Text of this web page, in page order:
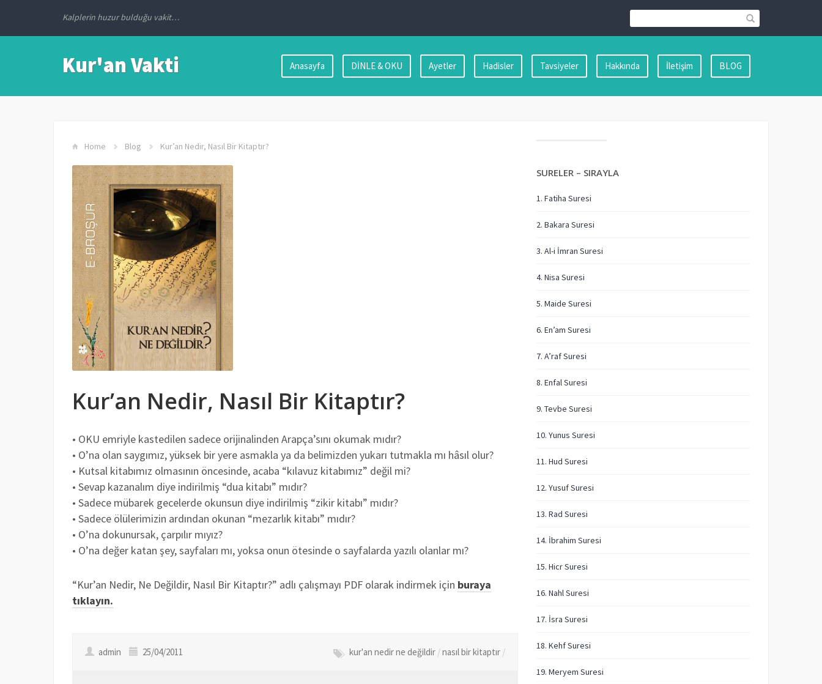
Kalplerin huzur bulduğu vakit…
Kur'an Vakti Anasayfa DİNLE & OKU Ayetler Hadisler Tavsiyeler Hakkında İletişim BLOG
Home Blog Kur’an Nedir, Nasıl Bir Kitaptır?
Kur’an Nedir, Nasıl Bir Kitaptır?
• OKU emriyle kastedilen sadece orijinalinden Arapça’sını okumak mıdır?
• O’na olan saygımız, yüksek bir yere asmakla ya da belimizden yukarı tutmakla mı hâsıl olur?
• Kutsal kitabımız olmasının öncesinde, acaba “kılavuz kitabımız” değil mi?
• Sevap kazanalım diye indirilmiş “dua kitabı” mıdır?
• Sadece mübarek gecelerde okunsun diye indirilmiş “zikir kitabı” mıdır?
• Sadece ölülerimizin ardından okunan “mezarlık kitabı” mıdır?
• O’na dokunursak, çarpılır mıyız?
• O’na değer katan şey, sayfaları mı, yoksa onun ötesinde o sayfalarda yazılı olanlar mı?
“Kur’an Nedir, Ne Değildir, Nasıl Bir Kitaptır?” adlı çalışmayı PDF olarak indirmek için buraya
tıklayın.
admin 25/04/2011 kur'an nedir ne değildir /nasıl bir kitaptır /
SURELER – SIRAYLA
1. Fatiha Suresi
2. Bakara Suresi
3. Al-i İmran Suresi
4. Nisa Suresi
5. Maide Suresi
6. En’am Suresi
7. A’raf Suresi
8. Enfal Suresi
9. Tevbe Suresi
10. Yunus Suresi
11. Hud Suresi
12. Yusuf Suresi
13. Rad Suresi
14. İbrahim Suresi
15. Hicr Suresi
16. Nahl Suresi
17. İsra Suresi
18. Kehf Suresi
19. Meryem Suresi